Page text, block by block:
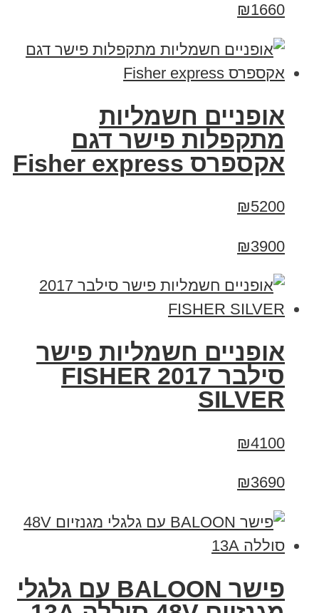
₪1660
אופניים חשמליות
מתקפלות פישר דגם
אקספרס Fisher express
₪5200
₪3900
אופניים חשמליות פישר
סילבר 2017 FISHER
SILVER
₪4100
₪3690
פישר BALOON עם גלגלי